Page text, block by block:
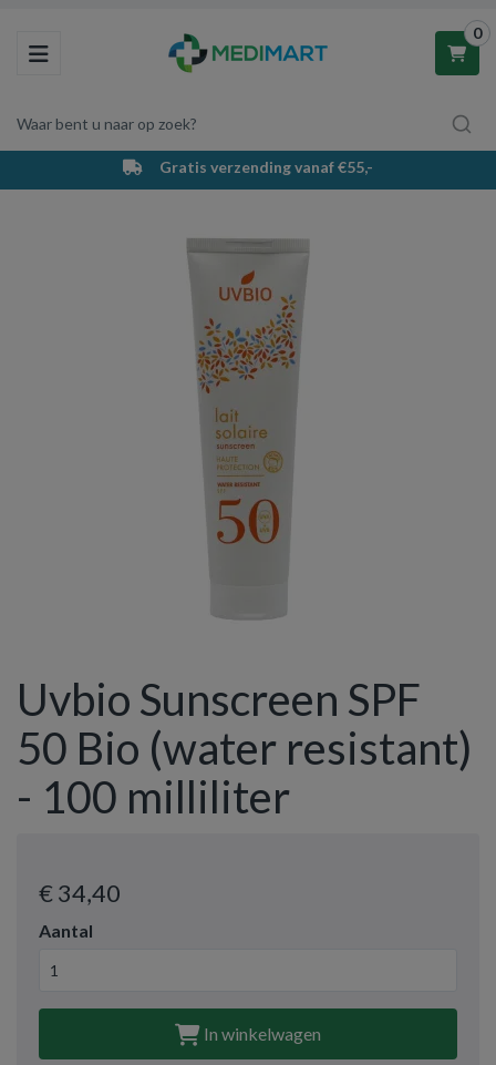
Toggle navigation
Waar bent u naar op zoek?
0
Winkelwagen
Uw winkelwagen is leeg.
Vul hem met producten.
Gratis verzending vanaf €55,-
Uvbio Sunscreen SPF
50 Bio (water resistant)
- 100 milliliter
€ 34,40
Aantal
In winkelwagen